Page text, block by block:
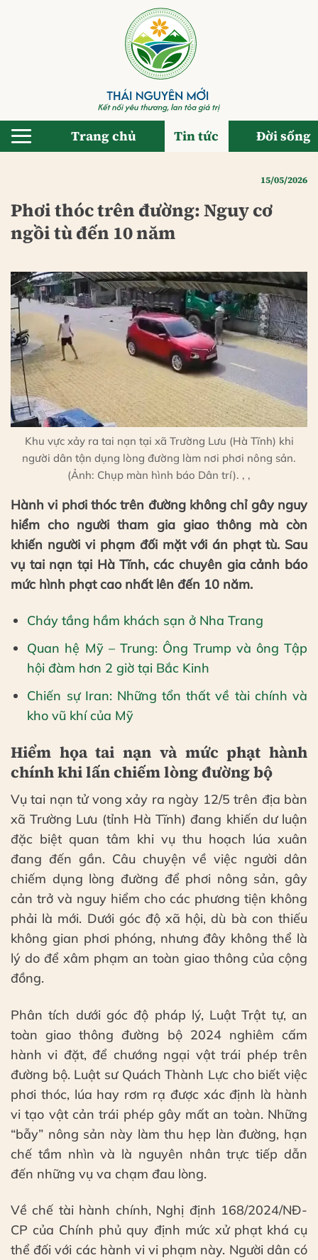
Trang chủ Tin tức Đời sống
15/05/2026
Phơi thóc trên đường: Nguy cơ
ngồi tù đến 10 năm
Khu vực xảy ra tai nạn tại xã Trường Lưu (Hà Tĩnh) khi
người dân tận dụng lòng đường làm nơi phơi nông sản.
(Ảnh: Chụp màn hình báo Dân trí). , ,
Hành vi phơi thóc trên đường không chỉ gây nguy
hiểm cho người tham gia giao thông mà còn
khiến người vi phạm đối mặt với án phạt tù. Sau
vụ tai nạn tại Hà Tĩnh, các chuyên gia cảnh báo
mức hình phạt cao nhất lên đến 10 năm.
Cháy tầng hầm khách sạn ở Nha Trang
Quan hệ Mỹ – Trung: Ông Trump và ông Tập
hội đàm hơn 2 giờ tại Bắc Kinh
Chiến sự Iran: Những tổn thất về tài chính và
kho vũ khí của Mỹ
Hiểm họa tai nạn và mức phạt hành
chính khi lấn chiếm lòng đường bộ
Vụ tai nạn tử vong xảy ra ngày 12/5 trên địa bàn
xã Trường Lưu (tỉnh Hà Tĩnh) đang khiến dư luận
đặc biệt quan tâm khi vụ thu hoạch lúa xuân
đang đến gần. Câu chuyện về việc người dân
chiếm dụng lòng đường để phơi nông sản, gây
cản trở và nguy hiểm cho các phương tiện không
phải là mới. Dưới góc độ xã hội, dù bà con thiếu
không gian phơi phóng, nhưng đây không thể là
lý do để xâm phạm an toàn giao thông của cộng
đồng.
Phân tích dưới góc độ pháp lý, Luật Trật tự, an
toàn giao thông đường bộ 2024 nghiêm cấm
hành vi đặt, để chướng ngại vật trái phép trên
đường bộ. Luật sư Quách Thành Lực cho biết việc
phơi thóc, lúa hay rơm rạ được xác định là hành
vi tạo vật cản trái phép gây mất an toàn. Những
“bẫy” nông sản này làm thu hẹp làn đường, hạn
chế tầm nhìn và là nguyên nhân trực tiếp dẫn
đến những vụ va chạm đau lòng.
Về chế tài hành chính, Nghị định 168/2024/NĐ-
CP của Chính phủ quy định mức xử phạt khá cụ
thể đối với các hành vi vi phạm này. Người dân có